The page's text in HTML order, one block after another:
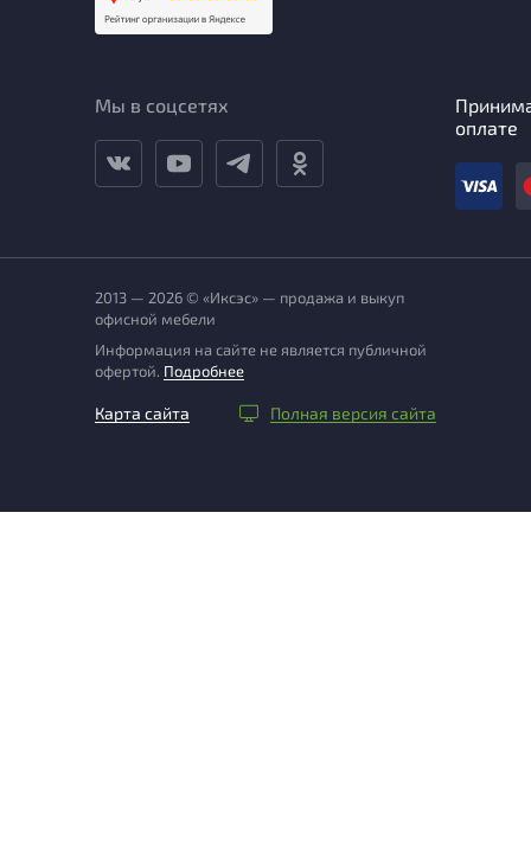
Мы в соцсетях
оплате
2013 — 2026 © «Иксэс» — продажа и выкуп
офисной мебели
Информация на сайте не является публичной
офертой. Подробнее
Карта сайта Полная версия сайта